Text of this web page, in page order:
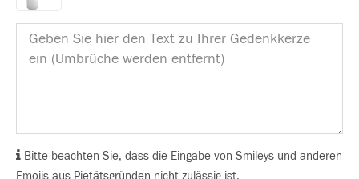
Bitte beachten Sie, dass die Eingabe von Smileys und anderen
Emojis aus Pietätsgründen nicht zulässig ist.